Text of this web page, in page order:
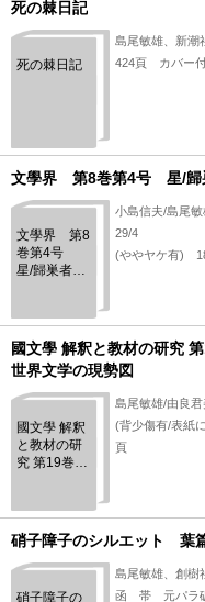
死の棘日記
死の棘日記
島尾敏雄、新潮
424頁 カバー
文學界 第8巻第4号 星/歸
文學界 第8
巻第4号
星/歸巣者の
望 ほか
小島信夫/島尾
29/4
(ややヤケ有)
國文學 解釈と教材の研究
世界文学の現勢図
國文學 解釈
と教材の研
究 第19巻8
の感触/世界
文学の現勢
図
島尾敏雄/由良
(背少傷有/表紙
頁
硝子障子のシルエット 葉
硝子障子の
島尾敏雄、創樹
函 帯 元パラ